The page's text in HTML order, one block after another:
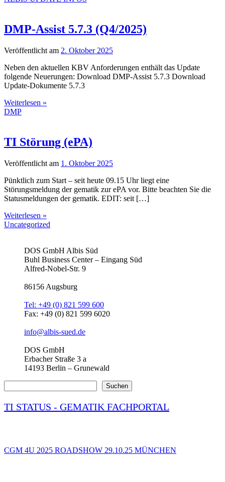
DMP-Assist 5.7.3 (Q4/2025)
Veröffentlicht am 2. Oktober 2025
Neben den aktuellen KBV Anforderungen enthält das Update
folgende Neuerungen: Download DMP-Assist 5.7.3 Download
Update-Dokumente 5.7.3
Weiterlesen »
DMP
TI Störung (ePA)
Veröffentlicht am 1. Oktober 2025
Pünktlich zum Start – seit heute 09.15 Uhr liegt eine
Störungsmeldung der gematik zur ePA vor. Bitte beachten Sie die
Statusmeldungen der gematik. EDIT: seit […]
Weiterlesen »
Uncategorized
DOS GmbH Albis Süd
Buhl Business Center – Eingang Süd
Alfred-Nobel-Str. 9
86156 Augsburg
Tel: +49 (0) 821 599 600
Fax: +49 (0) 821 599 6020
info@albis-sued.de
DOS GmbH
Erbacher Straße 3 a
14193 Berlin – Grunewald
Suchen
TI STATUS - GEMATIK FACHPORTAL
CGM 4U 2025 ROADSHOW 29.10.25 MÜNCHEN